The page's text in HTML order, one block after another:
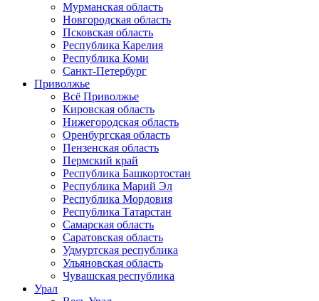
Мурманская область
Новгородская область
Псковская область
Республика Карелия
Республика Коми
Санкт-Петербург
Приволжье
Всё Приволжье
Кировская область
Нижегородская область
Оренбургская область
Пензенская область
Пермский край
Республика Башкортостан
Республика Марий Эл
Республика Мордовия
Республика Татарстан
Самарская область
Саратовская область
Удмуртская республика
Ульяновская область
Чувашская республика
Урал